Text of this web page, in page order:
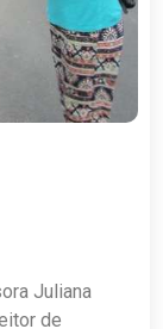
Juliana
de